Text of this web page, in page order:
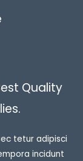
Quality
tetur adipisci
incidunt